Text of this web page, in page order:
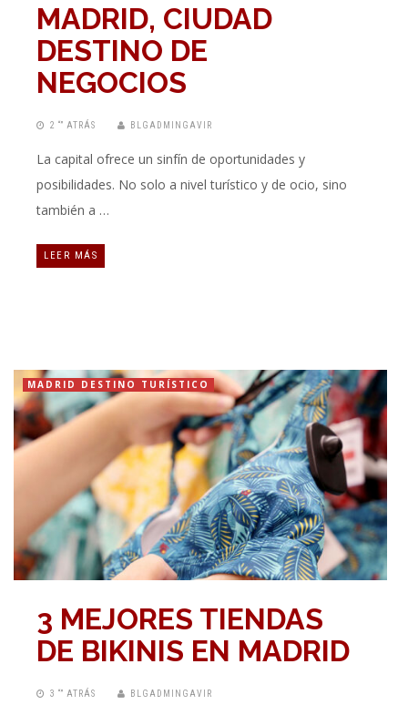
MADRID, CIUDAD
DESTINO DE
NEGOCIOS
2 “” ATRÁS BLGADMINGAVIR
La capital ofrece un sinfín de oportunidades y
posibilidades. No solo a nivel turístico y de ocio, sino
también a …
LEER MÁS
MADRID DESTINO TURÍSTICO
3 MEJORES TIENDAS
DE BIKINIS EN MADRID
3 “” ATRÁS BLGADMINGAVIR